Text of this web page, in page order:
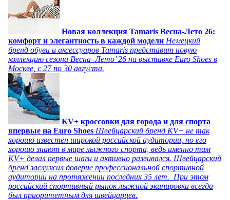
Новая коллекция Tamaris Весна-Лето 26:
комфорт и элегантность в каждой модели Немецкий
бренд обуви и аксессуаров Tamaris представит новую
коллекцию сезона Весна–Лето’ 26 на выставке Euro Shoes в
Москве, с 27 по 30 августа.
KV+ кроссовки для города и для спорта
впервые на Euro Shoes Швейцарский бренд KV+ не так
хорошо известен широкой российской аудитории, но его
хорошо знают в мире лыжного спорта, ведь именно там
KV+ делал первые шаги и активно развивался. Швейцарский
бренд заслужил доверие профессиональной спортивной
аудитории на протяжении последних 35 лет. При этом
российский спортивный рынок лыжной экипировки всегда
был приоритетным для швейцарцев.